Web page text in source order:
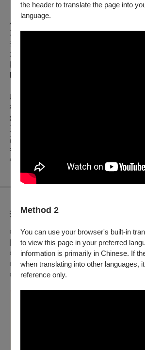
the header to translate the page into
language.
Method 2
You can use your browser's built-in
to view this page in your preferred
information is primarily in Chinese. If
when translating into other languages,
reference only.
《天波樓》是楊家將故事中比較有內心感
忠烈，最後只因天波樓高過金鑾殿三尺而
竟它拆的是國家體政運作，還是皇帝的私
揭開大家的內心想法。
創作構想由家喻戶曉的《楊家將演義》出
段「謝金吾拆天波樓」，藉奸臣王欽與謝
郎，六郎不得已私下三關，焦贊夜殺謝金
劇情簡介：
楊家將一門忠烈，宋太祖御賜天波樓作為
欽潛入宋朝為奸細，以除掉楊家將為首要
王欽聯合謝金吾以妨礙國家運作，將下馬
高度，以致楊令婆病倒，楊六郎冒死回家
行事殺死謝金吾全家，皇帝要將二人處死
帝開國金鐧力保，最終楊延昭、焦贊二人
折扣方案
◎身心障礙人士及陪同者1名購票5折優待
障礙手冊，陪同者與身障者需同時入場
◎65歲以上年長者購票可享5折優惠，入場
◎團票10張8折
◎兩廳院會員9折